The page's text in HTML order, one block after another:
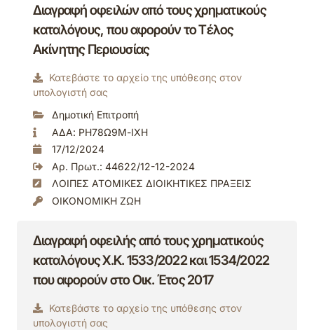
Διαγραφή οφειλών από τους χρηματικούς
καταλόγους, που αφορούν το Τέλος
Ακίνητης Περιουσίας
Κατεβάστε το αρχείο της υπόθεσης στον
υπολογιστή σας
Δημοτική Επιτροπή
ΑΔΑ: ΡΗ78Ω9Μ-ΙΧΗ
17/12/2024
Αρ. Πρωτ.: 44622/12-12-2024
ΛΟΙΠΕΣ ΑΤΟΜΙΚΕΣ ΔΙΟΙΚΗΤΙΚΕΣ ΠΡΑΞΕΙΣ
ΟΙΚΟΝΟΜΙΚΗ ΖΩΗ
Διαγραφή οφειλής από τους χρηματικούς
καταλόγους Χ.Κ. 1533/2022 και 1534/2022
που αφορούν στο Οικ. Έτος 2017
Κατεβάστε το αρχείο της υπόθεσης στον
υπολογιστή σας